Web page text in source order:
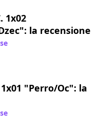
1x02
la recensione
"Perro/Oc": la